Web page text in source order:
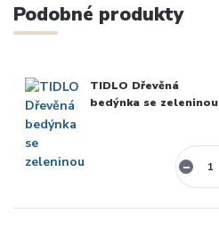
Podobné produkty
TIDLO Dřevěná
bedýnka se zeleninou